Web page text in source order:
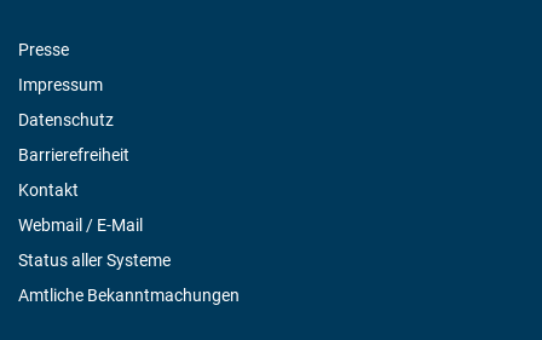
Presse
Impressum
Datenschutz
Barrierefreiheit
Kontakt
Webmail / E-Mail
Status aller Systeme
Amtliche Bekanntmachungen